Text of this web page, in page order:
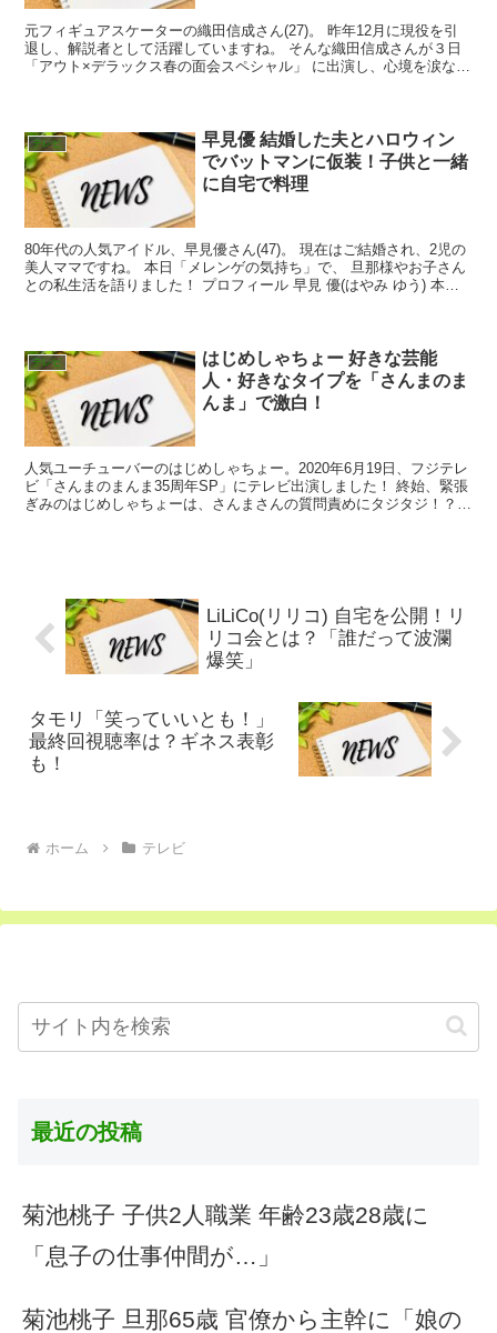
元フィギュアスケーターの織田信成さん(27)。 昨年12月に現役を引
退し、解説者として活躍していますね。 そんな織田信成さんが３日
「アウト×デラックス春の面会スペシャル」 に出演し、心境を涙なが
テレビ
早見優 結婚した夫とハロウィン
でバットマンに仮装！子供と一緒
に自宅で料理
80年代の人気アイドル、早見優さん(47)。 現在はご結婚され、2児の
美人ママですね。 本日「メレンゲの気持ち」で、 旦那様やお子さん
との私生活を語りました！ プロフィール 早見 優(はやみ ゆう) 本
テレビ
はじめしゃちょー 好きな芸能
人・好きなタイプを「さんまのま
んま」で激白！
人気ユーチューバーのはじめしゃちょー。2020年6月19日、フジテレ
ビ「さんまのまんま35周年SP」にテレビ出演しました！ 終始、緊張
ぎみのはじめしゃちょーは、さんまさんの質問責めにタジタジ！？つ
LiLiCo(リリコ) 自宅を公開！リ
リコ会とは？「誰だって波瀾
爆笑」
タモリ「笑っていいとも！」
最終回視聴率は？ギネス表彰
も！
ホーム テレビ
最近の投稿
菊池桃子 子供2人職業 年齢23歳28歳に
「息子の仕事仲間が…」
菊池桃子 旦那65歳 官僚から主幹に「娘の